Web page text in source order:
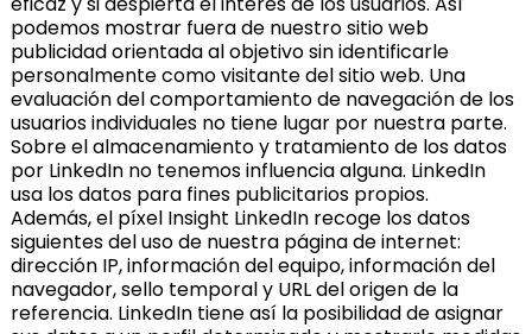
podemos mostrar fuera de nuestro sitio web
publicidad orientada al objetivo sin identificarle
personalmente como visitante del sitio web. Una
evaluación del comportamiento de navegación de los
usuarios individuales no tiene lugar por nuestra parte.
Sobre el almacenamiento y tratamiento de los datos
por LinkedIn no tenemos influencia alguna. LinkedIn
usa los datos para fines publicitarios propios.
Además, el píxel Insight LinkedIn recoge los datos
siguientes del uso de nuestra página de internet:
dirección IP, información del equipo, información del
navegador, sello temporal y URL del origen de la
referencia. LinkedIn tiene así la posibilidad de asignar